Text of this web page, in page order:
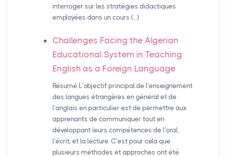
interroger sur les stratégies didactiques
employées dans un cours (…)
Challenges Facing the Algerian
Educational System in Teaching
English as a Foreign Language
Résumé L’objectif principal de l’enseignement
des langues étrangères en général et de
l’anglais en particulier est de permettre aux
apprenants de communiquer tout en
développant leurs compétences de l’oral,
l’écrit, et la lecture. C’est pour cela que
plusieurs méthodes et approches ont été